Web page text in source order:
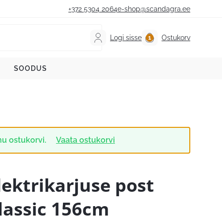
+372 5304 2064e-shop@scandagra.ee
Logi sisse Ostukorv
SOODUS
ostukorvi. Vaata ostukorvi
post
156cm